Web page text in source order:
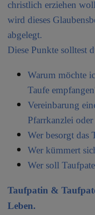
christlich erziehen
wird dieses
abgelegt.
Diese Punkte solltest
Warum möchte
Taufe
Vereinbarung
Pfarrkanzlei
Wer besorgt das
Wer kümmert
Wer soll
Taufpatin &
Leben.